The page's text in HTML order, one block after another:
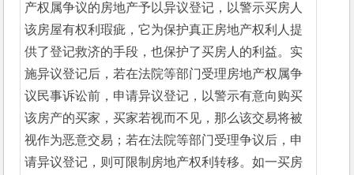
产权属争议的房地产予以异议登记，以警示买房人
该房屋有权利瑕疵，它为保护真正房地产权利人提
供了登记救济的手段，也保护了买房人的利益。实
施异议登记后，若在法院等部门受理房地产权属争
议民事诉讼前，申请异议登记，以警示有意向购买
该房产的买家，买家若视而不见，那么该交易将被
视作为恶意交易；若在法院等部门受理争议后，申
请异议登记，则可限制房地产权利转移。如一买房